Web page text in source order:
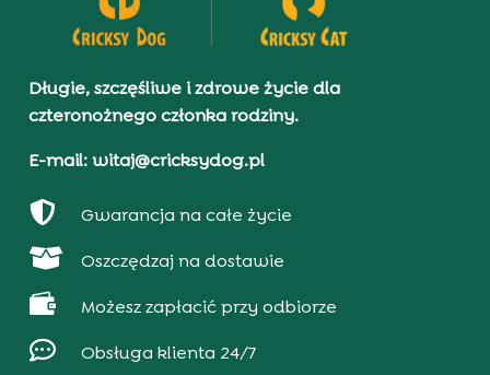
Długie, szczęśliwe i zdrowe życie dla
czteronożnego członka rodziny.
E-mail: witaj@cricksydog.pl
 Gwarancja na całe życie
 Oszczędzaj na dostawie
 Możesz zapłacić przy odbiorze
 Obsługa klienta 24/7